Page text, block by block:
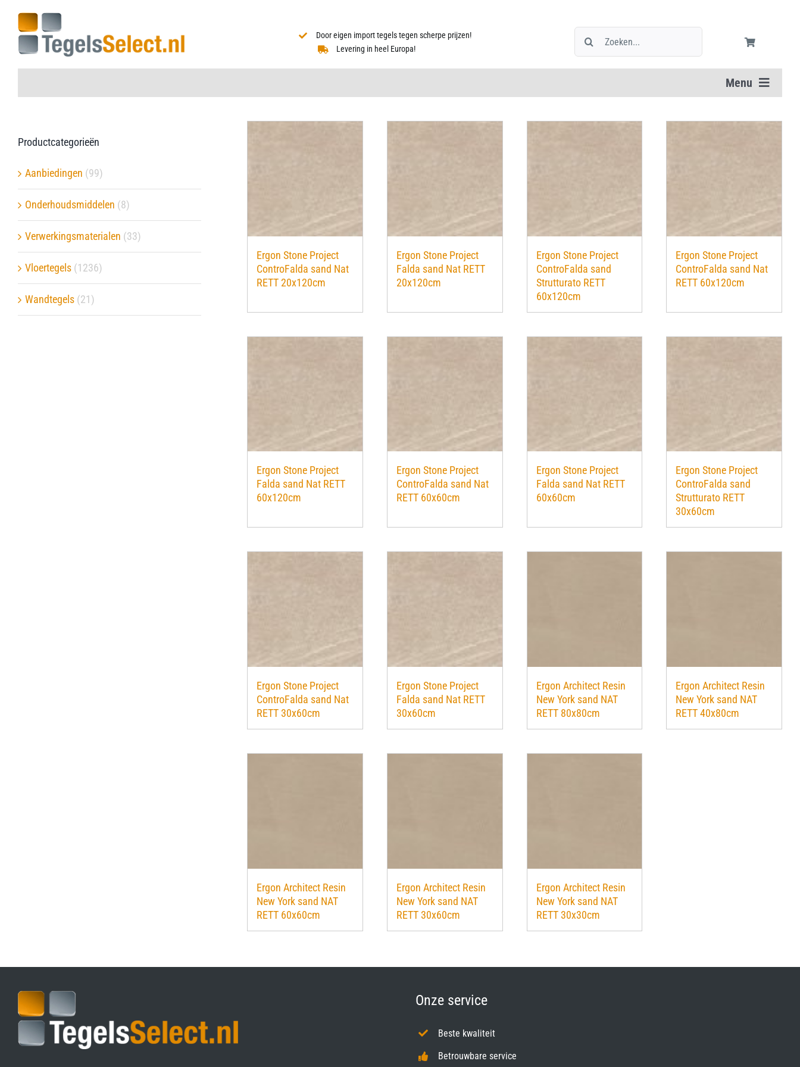
naar
inhoud
Door eigen import tegels tegen scherpe prijzen!
Levering in heel Europa!
Zoeken
naar:
Menu
Vloertegels
Wandtegels
Aanbiedingen
Onderhoudsmiddelen
Verwerkingsmaterialen
Ergon Stone Project
ControFalda sand Nat
RETT 20x120cm
Ergon Stone Project
Falda sand Nat RETT
20x120cm
Ergon Stone Project
ControFalda sand
Strutturato RETT
60x120cm
Ergon Stone Project
ControFalda sand Nat
RETT 60x120cm
Ergon Stone Project
Falda sand Nat RETT
60x120cm
Ergon Stone Project
ControFalda sand Nat
RETT 60x60cm
Ergon Stone Project
Falda sand Nat RETT
60x60cm
Ergon Stone Project
ControFalda sand
Strutturato RETT
30x60cm
Ergon Stone Project
ControFalda sand Nat
RETT 30x60cm
Ergon Stone Project
Falda sand Nat RETT
30x60cm
Ergon Architect Resin
New York sand NAT
RETT 80x80cm
Ergon Architect Resin
New York sand NAT
RETT 40x80cm
Ergon Architect Resin
New York sand NAT
RETT 60x60cm
Ergon Architect Resin
New York sand NAT
RETT 30x60cm
Ergon Architect Resin
New York sand NAT
RETT 30x30cm
Productcategorieën
Aanbiedingen (99)
Onderhoudsmiddelen (8)
Verwerkingsmaterialen (33)
Vloertegels (1236)
Wandtegels (21)
Onze service
Beste kwaliteit
Betrouwbare service